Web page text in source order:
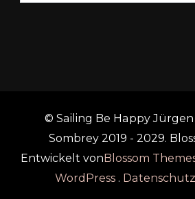
© Sailing Be Happy
Sombrey 2019 - 2029.
Entwickelt vonBlossom
WordPress .